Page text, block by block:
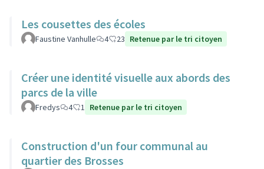
Les cousettes des écoles
Faustine Vanhulle 4 23 Retenue par le tri citoyen
Créer une identité visuelle aux abords des
parcs de la ville
Fredys 4 1 Retenue par le tri citoyen
Construction d'un four communal au
quartier des Brosses